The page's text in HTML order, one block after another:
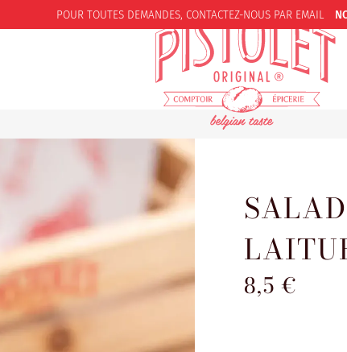
POUR TOUTES DEMANDES, CONTACTEZ-NOUS PAR EMAIL
8,5 €